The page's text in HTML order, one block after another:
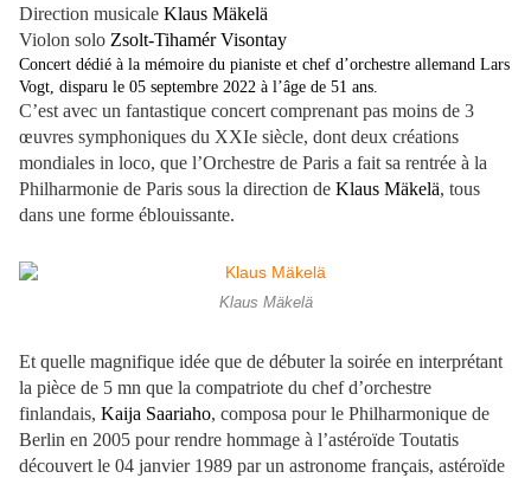
Direction musicale Klaus Mäkelä
Violon solo Zsolt-Tihamér Visontay
Concert dédié à la mémoire du pianiste et chef d’orchestre allemand Lars
Vogt, disparu le 05 septembre 2022 à l’âge de 51 ans.
C’est avec un fantastique concert comprenant pas moins de 3
œuvres symphoniques du XXIe siècle, dont deux créations
mondiales in loco, que l’Orchestre de Paris a fait sa rentrée à la
Philharmonie de Paris sous la direction de Klaus Mäkelä, tous
dans une forme éblouissante.
Klaus Mäkelä
Et quelle magnifique idée que de débuter la soirée en interprétant
la pièce de 5 mn que la compatriote du chef d’orchestre
finlandais, Kaija Saariaho, composa pour le Philharmonique de
Berlin en 2005 pour rendre hommage à l’astéroïde Toutatis
découvert le 04 janvier 1989 par un astronome français, astéroïde